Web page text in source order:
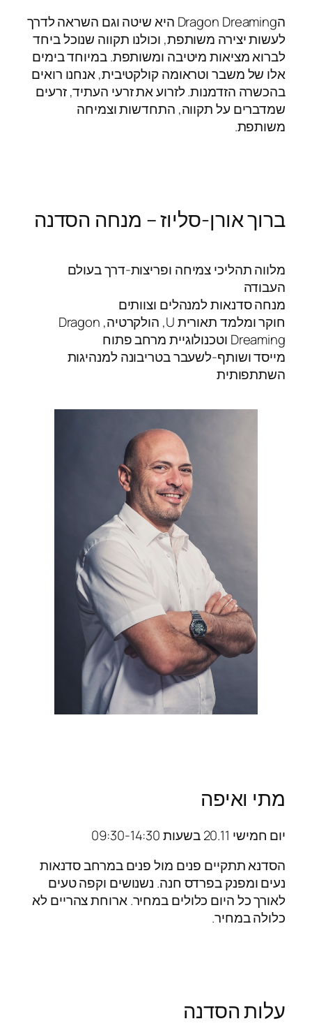
הDragon Dreaming היא שיטה וגם השראה לדרך
לעשות יצירה משותפת, וכולנו תקווה שנוכל ביחד
לברוא מציאות מיטיבה ומשותפת. במיוחד בימים
אלו של משבר וטראומה קולקטיבית, אנחנו רואים
בהכשרה הזדמנות. לזרוע את זרעי העתיד, זרעים
שמדברים על תקווה, התחדשות וצמיחה
משותפת.
ברוך אורן-סליוז – מנחה הסדנה
מלווה תהליכי צמיחה ופריצות-דרך בעולם
העבודה
מנחה סדנאות למנהלים וצוותים
חוקר ומלמד תאורית U, הולקרטיה, Dragon
Dreaming וטכנולוגיית מרחב פתוח
מייסד ושותף-לשעבר בטריבונה למנהיגות
השתתפותית
מתי ואיפה
יום חמישי 20.11 בשעות 09:30-14:30
הסדנא תתקיים פנים מול פנים במרחב סדנאות
נעים ומפנק בפרדס חנה. נשנושים וקפה טעים
לאורך כל היום כלולים במחיר. ארוחת צהריים לא
כלולה במחיר.
עלות הסדנה